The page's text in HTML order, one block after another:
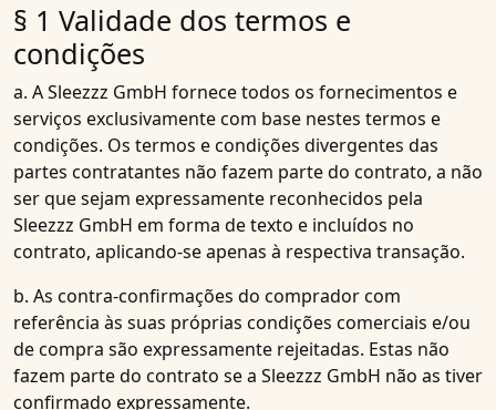
§ 1 Validade dos termos e
condições
a. A Sleezzz GmbH fornece todos os fornecimentos e
serviços exclusivamente com base nestes termos e
condições. Os termos e condições divergentes das
partes contratantes não fazem parte do contrato, a não
ser que sejam expressamente reconhecidos pela
Sleezzz GmbH em forma de texto e incluídos no
contrato, aplicando-se apenas à respectiva transação.
b. As contra-confirmações do comprador com
referência às suas próprias condições comerciais e/ou
de compra são expressamente rejeitadas. Estas não
fazem parte do contrato se a Sleezzz GmbH não as tiver
confirmado expressamente.